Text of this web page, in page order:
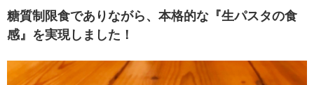
糖質制限食でありながら、本格的な『生パスタの食
感』を実現しました！